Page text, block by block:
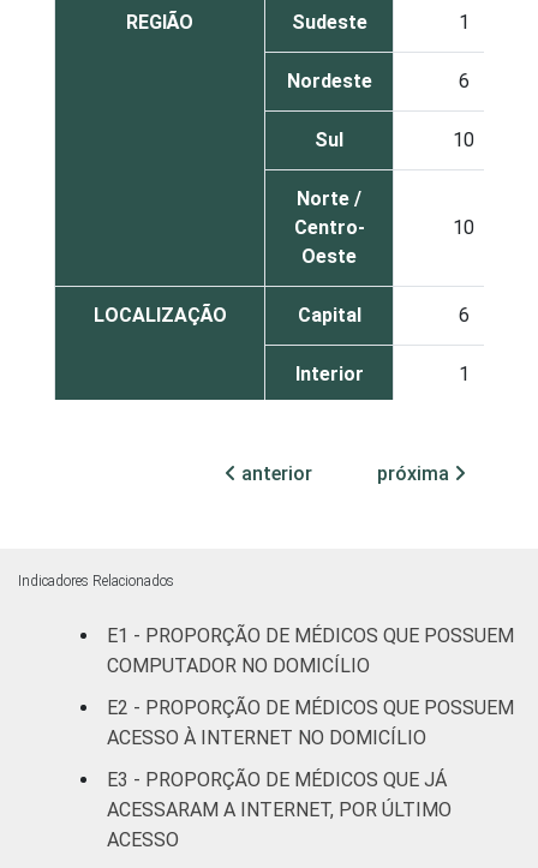
REGIÃO Sudeste 1
Nordeste 6
Sul 10
Norte /
Centro-
Oeste
10
LOCALIZAÇÃO Capital 6
Interior 1
ESTABELECIMENTO
Internação
Com
Internação
50 leitos)
2
FAIXA ETÁRIA
Até 35
anterior próxima
Indicadores Relacionados
E1 - PROPORÇÃO DE MÉDICOS QUE POSSUEM
COMPUTADOR NO DOMICÍLIO
E2 - PROPORÇÃO DE MÉDICOS QUE POSSUEM
ACESSO À INTERNET NO DOMICÍLIO
E3 - PROPORÇÃO DE MÉDICOS QUE JÁ
ACESSARAM A INTERNET, POR ÚLTIMO
ACESSO